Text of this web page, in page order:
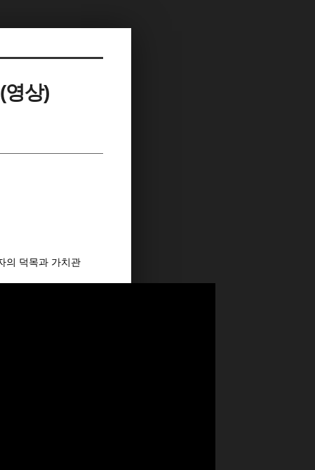
영상)
의 덕목과 가치관